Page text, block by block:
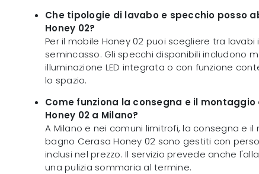
Che tipologie di lavabo e specchio posso
Honey 02?
Per il mobile Honey 02 puoi scegliere tra
semincasso. Gli specchi disponibili includono
illuminazione LED integrata o con funzione
lo spazio.
Come funziona la consegna e il
Honey 02 a Milano?
A Milano e nei comuni limitrofi, la consegna e
bagno Cerasa Honey 02 sono gestiti con
inclusi nel prezzo. Il servizio prevede anche
una pulizia sommaria al termine.